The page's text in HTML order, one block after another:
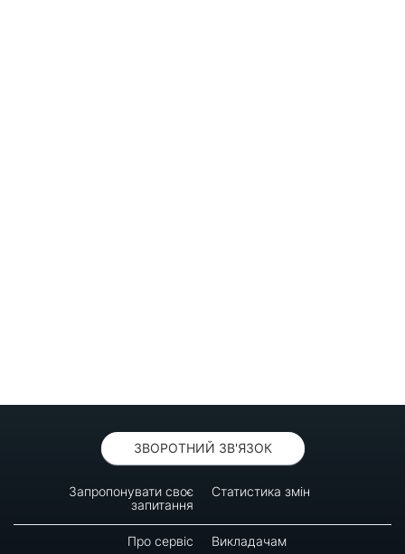
ЗВОРОТНИЙ ЗВ'ЯЗОК
Запропонувати своє
запитання
Статистика змін
Про сервіс Викладачам